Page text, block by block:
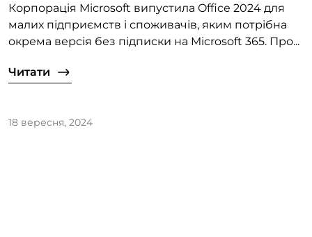
Корпорація Microsoft випустила Office 2024 для
малих підприємств і споживачів, яким потрібна
окрема версія без підписки на Microsoft 365. Про...
Читати
18 вересня, 2024